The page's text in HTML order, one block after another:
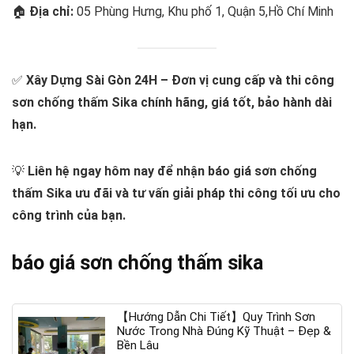
🏠 Địa chỉ: 05 Phùng Hưng, Khu phố 1, Quận 5,Hồ Chí Minh
✅ Xây Dựng Sài Gòn 24H – Đơn vị cung cấp và thi công
sơn chống thấm Sika chính hãng, giá tốt, bảo hành dài
hạn.
💡 Liên hệ ngay hôm nay để nhận báo giá sơn chống
thấm Sika ưu đãi và tư vấn giải pháp thi công tối ưu cho
công trình của bạn.
báo giá sơn chống thấm sika
【Hướng Dẫn Chi Tiết】Quy Trình Sơn
Nước Trong Nhà Đúng Kỹ Thuật – Đẹp &
Bền Lâu